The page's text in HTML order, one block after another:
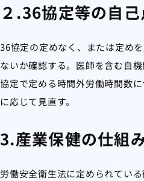
２.36協定等の自
36協定の定めなく、または定め
ないか確認する。医師を含む自
協定で定める時間外労働時間数
に応じて見直す。
3.産業保健の仕組
労働安全衛生法に定められてい